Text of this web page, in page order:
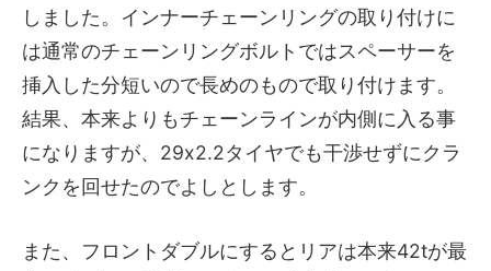
しました。インナーチェーンリングの取り付けに
は通常のチェーンリングボルトではスペーサーを
挿入した分短いので長めのもので取り付けます。
結果、本来よりもチェーンラインが内側に入る事
になりますが、29x2.2タイヤでも干渉せずにクラ
ンクを回せたのでよしとします。
また、フロントダブルにするとリアは本来42tが最